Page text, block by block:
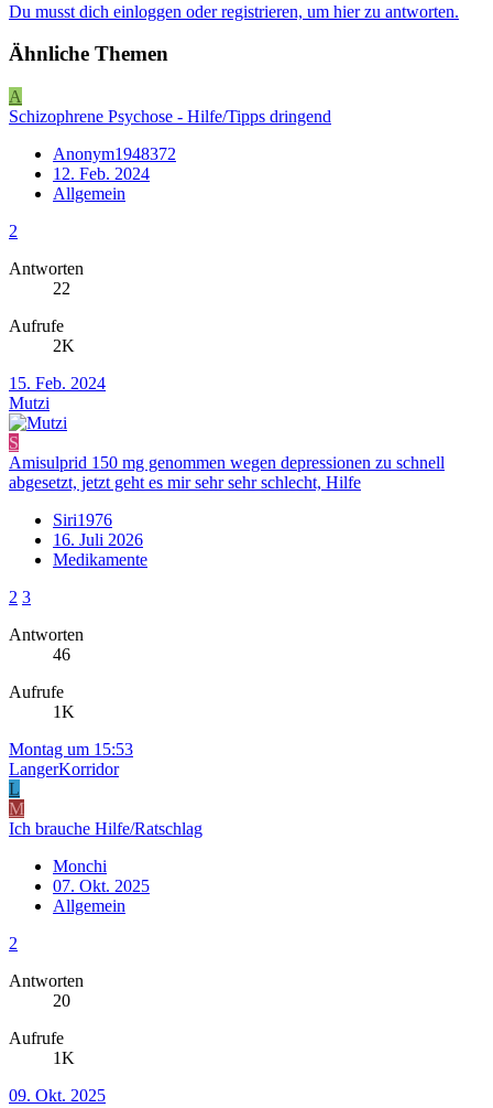
Du musst dich einloggen oder registrieren, um hier zu antworten.
Ähnliche Themen
A
Schizophrene Psychose - Hilfe/Tipps dringend
Anonym1948372
12. Feb. 2024
Allgemein
2
Antworten
22
Aufrufe
2K
15. Feb. 2024
Mutzi
S
Amisulprid 150 mg genommen wegen depressionen zu schnell
abgesetzt, jetzt geht es mir sehr sehr schlecht, Hilfe
Siri1976
16. Juli 2026
Medikamente
2 3
Antworten
46
Aufrufe
1K
Montag um 15:53
LangerKorridor
L
M
Ich brauche Hilfe/Ratschlag
Monchi
07. Okt. 2025
Allgemein
2
Antworten
20
Aufrufe
1K
09. Okt. 2025